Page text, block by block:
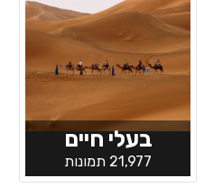
בעלי חיים
21,977 תמונות